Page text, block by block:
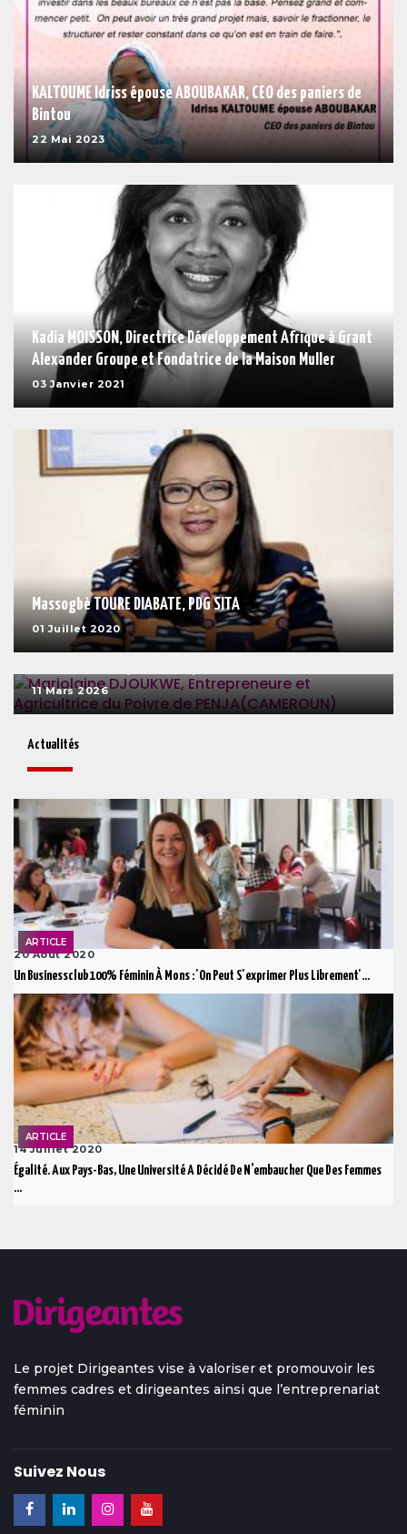
KALTOUME Idriss épouse ABOUBAKAR, CEO des paniers de
Bintou
22 Mai 2023
Kadia MOISSON, Directrice Développement Afrique à Grant
Alexander Groupe et Fondatrice de la Maison Muller
03 Janvier 2021
Massogbè TOURE DIABATE, PDG SITA
01 Juillet 2020
Marjolaine DJOUKWE, Entrepreneure et Agricultrice du
11 Mars 2026
Actualités
ARTICLE
20 Août 2020
Un Businessclub 100% Féminin À Mons : 'On Peut S'exprimer Plus Librement'...
ARTICLE
14 Juillet 2020
Égalité. Aux Pays-Bas, Une Université A Décidé De N’embaucher Que Des Femmes
...
Le projet Dirigeantes vise à valoriser et promouvoir les
femmes cadres et dirigeantes ainsi que l’entreprenariat
féminin
Suivez Nous